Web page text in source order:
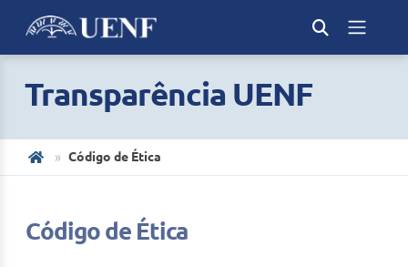
Transparência UENF
Código de Ética
Código de Ética